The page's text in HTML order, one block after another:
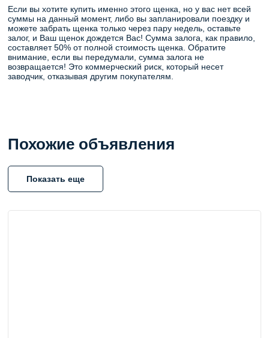
Если вы хотите купить именно этого щенка, но у вас нет всей
суммы на данный момент, либо вы запланировали поездку и
можете забрать щенка только через пару недель, оставьте
залог, и Ваш щенок дождется Вас! Сумма залога, как правило,
составляет 50% от полной стоимость щенка. Обратите
внимание, если вы передумали, сумма залога не
возвращается! Это коммерческий риск, который несет
заводчик, отказывая другим покупателям.
Похожие объявления
Показать еще